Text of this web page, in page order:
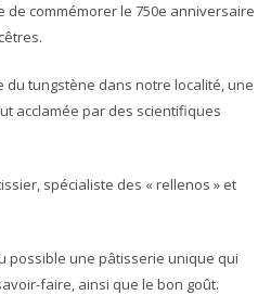
de commémorer le 750e anniversaire
du tungstène dans notre localité, une
acclamée par des scientifiques
spécialiste des « rellenos » et
possible une pâtisserie unique qui
faire, ainsi que le bon goût.